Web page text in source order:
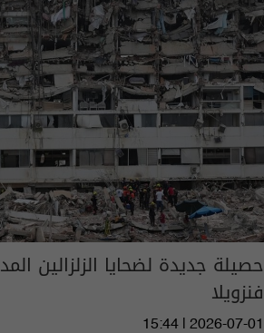
حصيلة جديدة لضحايا الزلزالين
فنزويلا
15:44 | 2026-07-01